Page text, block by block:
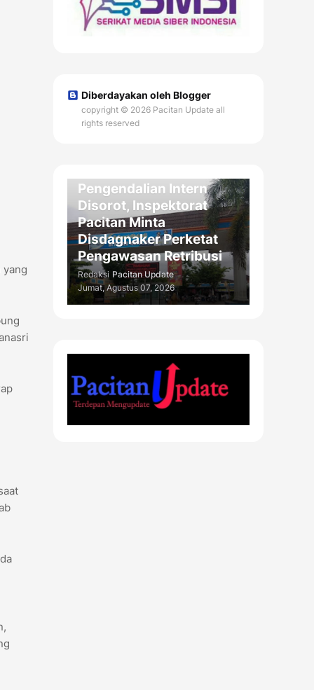
yang
Diberdayakan oleh Blogger
copyright © 2026 Pacitan Update all
rights reserved
Pengendalian Intern
Disorot, Inspektorat
Pacitan Minta
Disdagnaker Perketat
Pengawasan Retribusi
Redaksi Pacitan Update
Jumat, Agustus 07, 2026